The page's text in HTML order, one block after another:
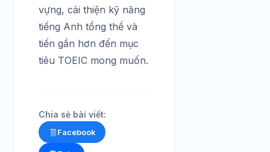
vựng, cải thiện kỹ năng
tiếng Anh tổng thể và
tiến gần hơn đến mục
tiêu TOEIC mong muốn.
Chia sẻ bài viết:
Facebook